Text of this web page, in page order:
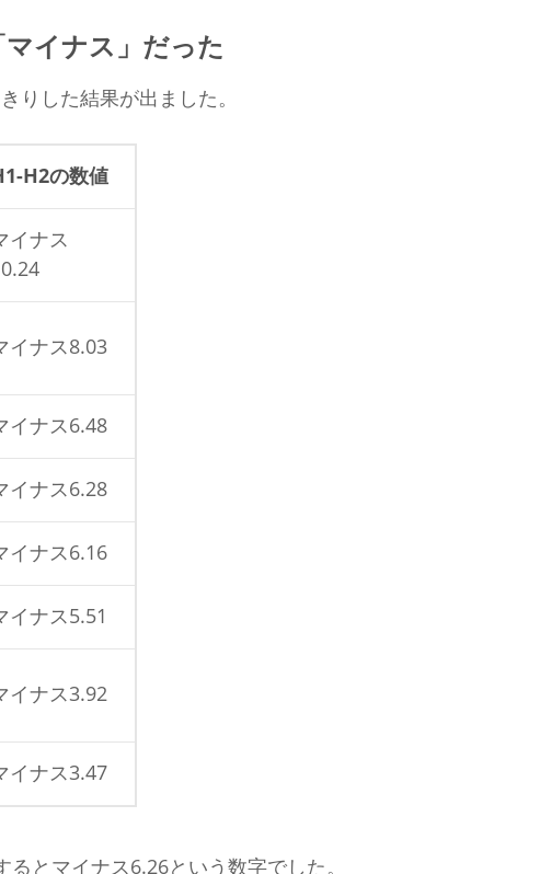
イナス」だった
りした結果が出ました。
H2の数値
イナス
イナス8.03
イナス6.48
イナス6.28
イナス6.16
イナス5.51
イナス3.92
イナス3.47
とマイナス6.26という数字でした。